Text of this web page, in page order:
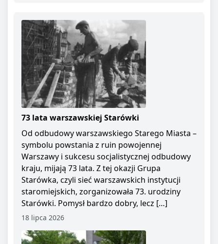
73 lata warszawskiej Starówki
Od odbudowy warszawskiego Starego Miasta –
symbolu powstania z ruin powojennej
Warszawy i sukcesu socjalistycznej odbudowy
kraju, mijają 73 lata. Z tej okazji Grupa
Starówka, czyli sieć warszawskich instytucji
staromiejskich, zorganizowała 73. urodziny
Starówki. Pomysł bardzo dobry, lecz […]
18 lipca 2026